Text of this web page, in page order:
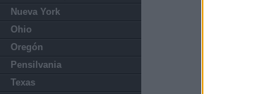
Nueva York
Ohio
Oregón
Pensilvania
Texas